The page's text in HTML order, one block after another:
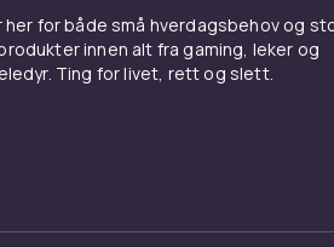
for både små hverdagsbehov og
innen alt fra gaming, leker og
Ting for livet, rett og slett.